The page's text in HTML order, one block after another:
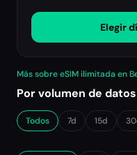
Elegir
Más sobre eSIM ilimitada en
Por volumen de datos
Todos 7d 15d